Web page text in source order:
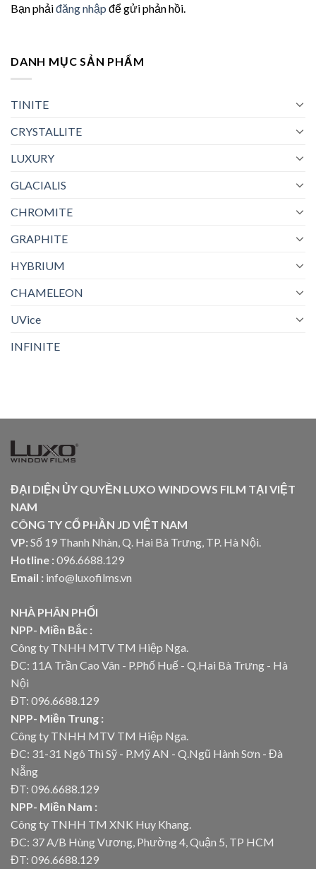
Bạn phảiđăng nhập để gửi phản hồi.
DANH MỤC SẢN PHẨM
TINITE
CRYSTALLITE
LUXURY
GLACIALIS
CHROMITE
GRAPHITE
HYBRIUM
CHAMELEON
UVice
INFINITE
ĐẠI DIỆN ỦY QUYỀN LUXO WINDOWS FILM TẠI VIỆT
NAM
CÔNG TY CỔ PHẦN JD VIỆT NAM
VP: Số 19 Thanh Nhàn, Q. Hai Bà Trưng, TP. Hà Nội.
Hotline : 096.6688.129
Email : info@luxofilms.vn
NHÀ PHÂN PHỐI
NPP- Miền Bắc :
Công ty TNHH MTV TM Hiệp Nga.
ĐC: 11A Trần Cao Vân - P.Phố Huế - Q.Hai Bà Trưng - Hà
Nội
ĐT: 096.6688.129
NPP- Miền Trung :
Công ty TNHH MTV TM Hiệp Nga.
ĐC: 31-31 Ngô Thì Sỹ - P.Mỹ AN - Q.Ngũ Hành Sơn - Đà
Nẵng
ĐT: 096.6688.129
NPP- Miền Nam :
Công ty TNHH TM XNK Huy Khang.
ĐC: 37 A/B Hùng Vương, Phường 4, Quận 5, TP HCM
ĐT: 096.6688.129